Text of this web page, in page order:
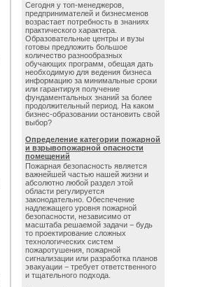
Сегодня у топ-менеджеров,
предпринимателей и бизнесменов
возрастает потребность в знаниях
практического характера.
Образовательные центры и вузы
готовы предложить большое
количество разнообразных
обучающих программ, обещая дать
необходимую для ведения бизнеса
информацию за минимальные сроки
или гарантируя получение
фундаментальных знаний за более
продолжительный период. На каком
бизнес-образовании остановить свой
выбор?
Определение категории пожарной
и взрывопожарной опасности
помещений
Пожарная безопасность является
важнейшей частью нашей жизни и
абсолютно любой раздел этой
области регулируется
законодательно. Обеспечение
надлежащего уровня пожарной
безопасности, независимо от
масштаба решаемой задачи − будь
то проектирование сложных
технологических систем
пожаротушения, пожарной
сигнализации или разработка планов
эвакуации − требует ответственного
и тщательного подхода.